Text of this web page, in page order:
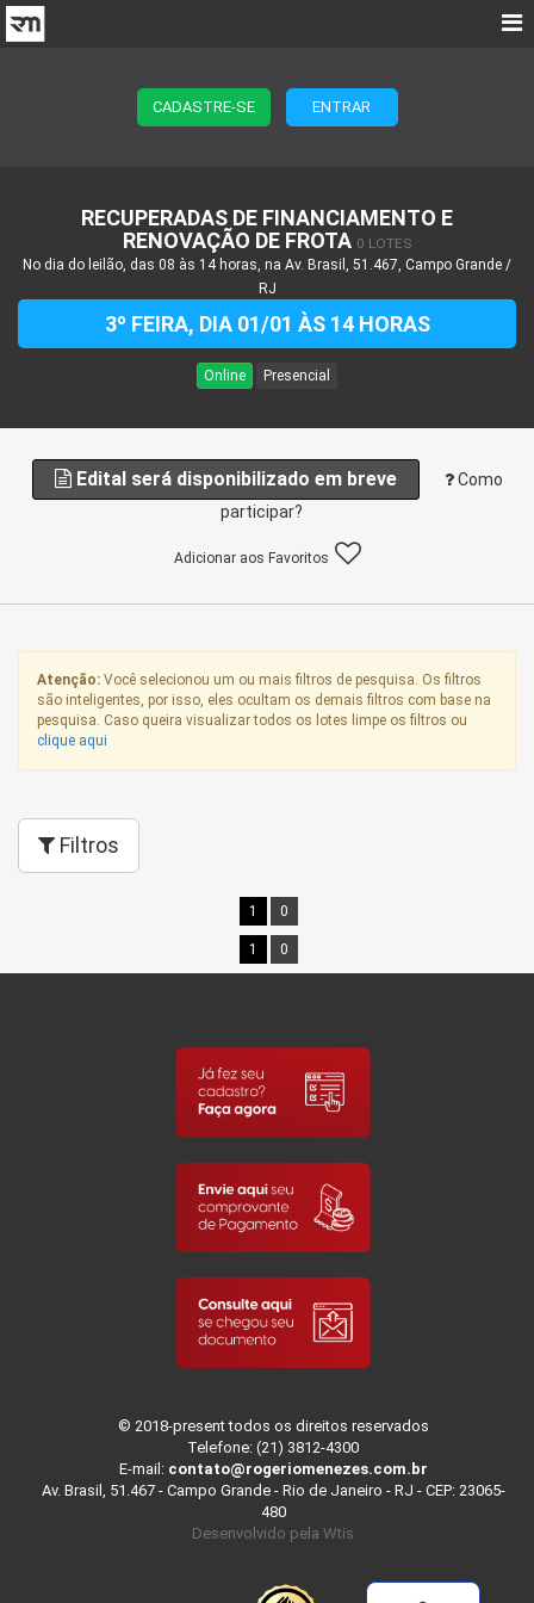
CADASTRE-SE ENTRAR
RECUPERADAS DE FINANCIAMENTO E
RENOVAÇÃO DE FROTA 0 LOTES
No dia do leilão, das 08 às 14 horas, na Av. Brasil, 51.467, Campo Grande /
RJ
3º FEIRA, DIA 01/01 ÀS 14 HORAS
Online Presencial
Edital será disponibilizado em breve
Como
participar?
Adicionar aos Favoritos
Atenção: Você selecionou um ou mais filtros de pesquisa. Os filtros
são inteligentes, por isso, eles ocultam os demais filtros com base na
pesquisa. Caso queira visualizar todos os lotes limpe os filtros ou
clique aqui
Filtros
1 0
1 0
© 2018-present todos os direitos reservados
Telefone: (21) 3812-4300
E-mail: contato@rogeriomenezes.com.br
Av. Brasil, 51.467 - Campo Grande - Rio de Janeiro - RJ - CEP: 23065-
480
Desenvolvido pela Wtis